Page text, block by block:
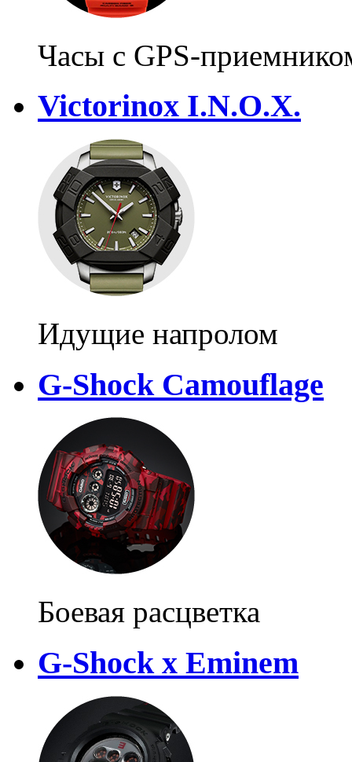
Часы с GPS-
Victorinox I.N.O.X.
Идущие напролом
G-Shock Camouflage
Боевая расцветка
G-Shock х Eminem